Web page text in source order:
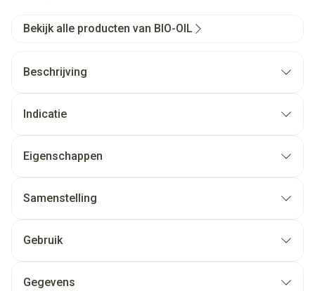
Bekijk alle producten van BIO-OIL
Beschrijving
Indicatie
Eigenschappen
Samenstelling
Gebruik
Gegevens